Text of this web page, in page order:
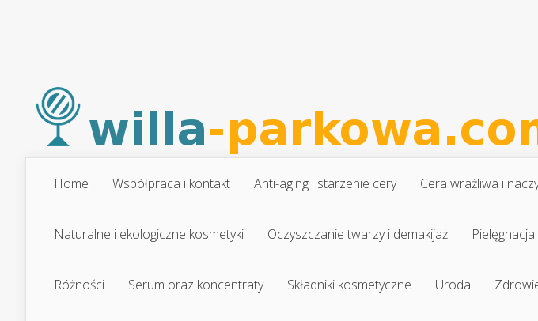
Home Współpraca i kontakt Anti-aging i starzenie cery Cera wrażliwa i
Naturalne i ekologiczne kosmetyki Oczyszczanie twarzy i demakijaż
Różności Serum oraz koncentraty Składniki kosmetyczne Uroda